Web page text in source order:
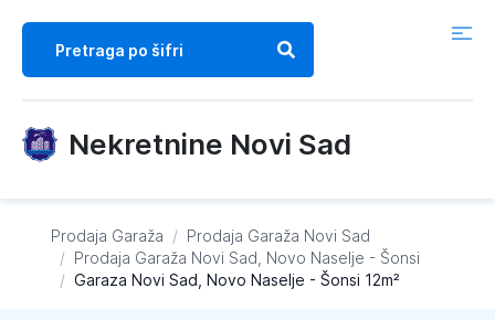
Nekretnine Novi Sad
Prodaja Garaža / Prodaja Garaža Novi Sad
/ Prodaja Garaža Novi Sad, Novo Naselje - Šonsi
/ Garaza Novi Sad, Novo Naselje - Šonsi 12m²